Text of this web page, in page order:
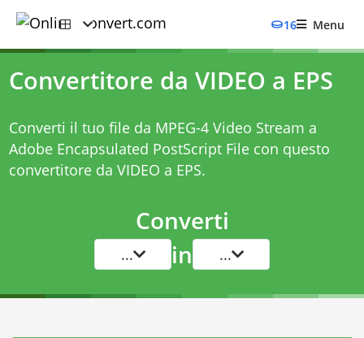
16 Menu
Convertitore da VIDEO a EPS
Converti il tuo file da MPEG-4 Video Stream a
Adobe Encapsulated PostScript File con questo
convertitore da VIDEO a EPS.
Converti
... in ...